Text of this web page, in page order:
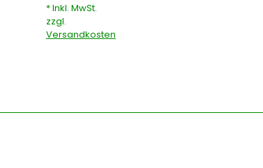
* Inkl. MwSt.
zzgl.
Versandkosten